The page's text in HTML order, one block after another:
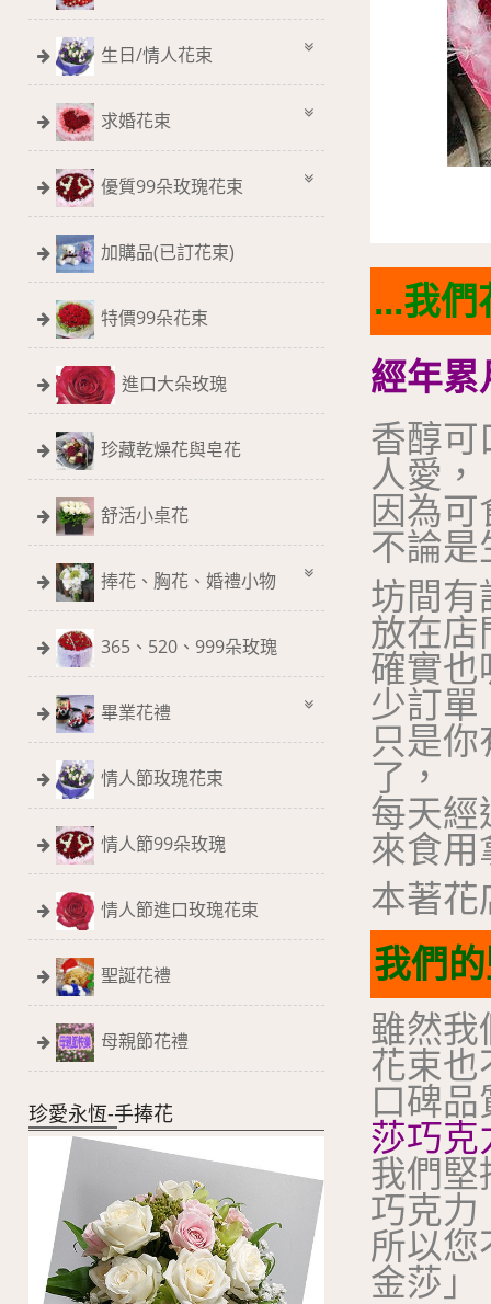
生日/情人花束
求婚花束
優質99朵玫瑰花束
加購品(已訂花束)
特價99朵花束
進口大朵玫瑰
珍藏乾燥花與皂花
舒活小桌花
捧花、胸花、婚禮小物
365、520、999朵玫瑰
畢業花禮
情人節玫瑰花束
情人節99朵玫瑰
情人節進口玫瑰花束
聖誕花禮
母親節花禮
珍愛永恆-手捧花
...我們
經年累
香醇可
人愛，
因為
不論是
坊間有
放在店
確實也
少訂單
只是
了，
每天經
來食用
本著花
我們
雖然我
花束也
口碑
莎巧克
我們堅
巧克力
所以您
金莎」